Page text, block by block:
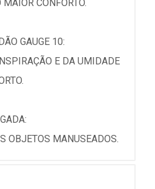
CONFORTO.
GAUGE 10:
E DA UMIDADE
OBJETOS MANUSEADOS.